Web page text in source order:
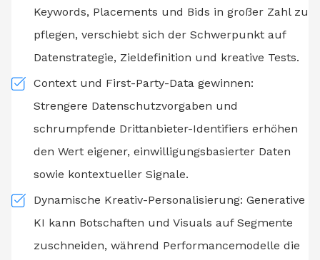
Keywords, Placements und Bids in großer Zahl zu
pflegen, verschiebt sich der Schwerpunkt auf
Datenstrategie, Zieldefinition und kreative Tests.
Context und First-Party-Data gewinnen:
Strengere Datenschutzvorgaben und
schrumpfende Drittanbieter-Identifiers erhöhen
den Wert eigener, einwilligungsbasierter Daten
sowie kontextueller Signale.
Dynamische Kreativ-Personalisierung: Generative
KI kann Botschaften und Visuals auf Segmente
zuschneiden, während Performancemodelle die